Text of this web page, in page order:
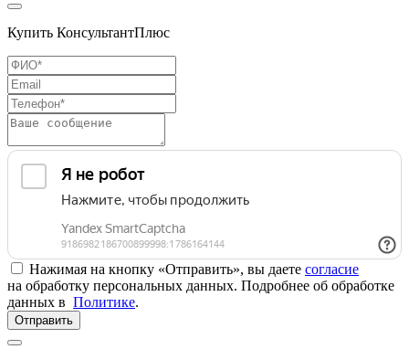
Купить КонсультантПлюс
Нажимая на кнопку «Отправить», вы даете согласие
на обработку персональных данных. Подробнее об обработке
данных в Политике.
Отправить